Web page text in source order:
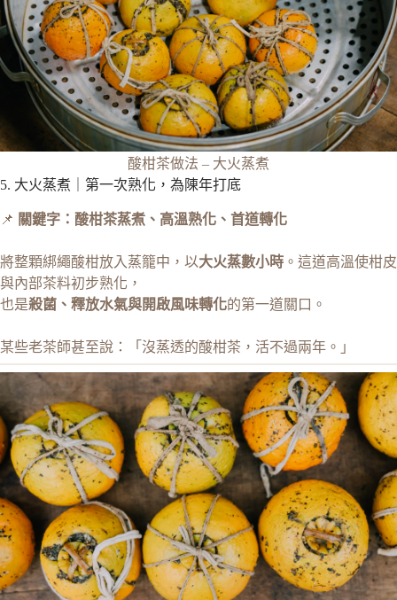
酸柑茶做法 – 大火蒸煮
5. 大火蒸煮｜第一次熟化，為陳年打底
📌 關鍵字：酸柑茶蒸煮、高溫熟化、首道轉化
將整顆綁繩酸柑放入蒸籠中，以大火蒸數小時 。這道高溫使柑皮
與內部茶料初步熟化，
也是殺菌、釋放水氣與開啟風味轉化的第一道關口。
某些老茶師甚至說：「沒蒸透的酸柑茶，活不過兩年。」